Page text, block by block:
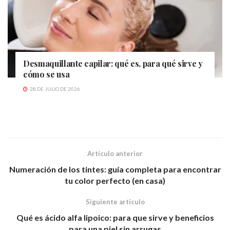
Desmaquillante capilar: qué es, para qué sirve y
cómo se usa
28 DE JULIO DE 2026
Artículo anterior
Numeración de los tintes: guía completa para encontrar
tu color perfecto (en casa)
Siguiente artículo
Qué es ácido alfa lipoico: para que sirve y beneficios